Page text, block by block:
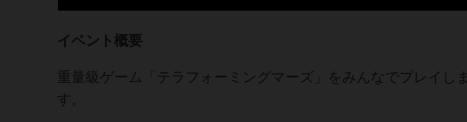
イベント概要
重量級ゲーム「テラフォーミングマーズ」をみんなでプレイしま
す。